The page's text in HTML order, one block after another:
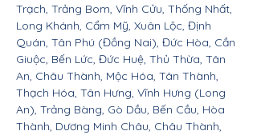
Trạch, Trảng Bom, Vĩnh Cửu, Thống Nhất,
Long Khánh, Cẩm Mỹ, Xuân Lộc, Định
Quán, Tân Phú (Đồng Nai), Đức Hòa, Cần
Giuộc, Bến Lức, Đức Huệ, Thủ Thừa, Tân
An, Châu Thành, Mộc Hóa, Tân Thành,
Thạch Hóa, Tân Hưng, Vĩnh Hưng (Long
An), Trảng Bàng, Gò Dầu, Bến Cầu, Hòa
Thành, Dương Minh Châu, Châu Thành,